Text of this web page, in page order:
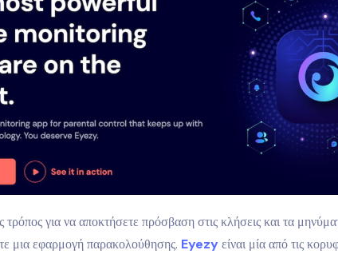
τρόπος για να αποκτήσετε πρόσβαση στις κλήσεις και τα
μια εφαρμογή παρακολούθησης. Eyezy είναι μία από τις